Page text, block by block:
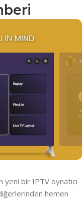
bir IPTV oynatıcı
hemen